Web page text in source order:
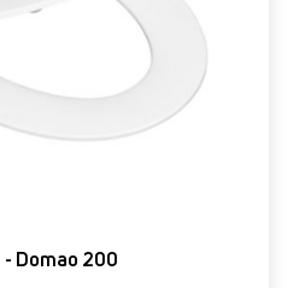
Abattant thermodur slim - Domao 200